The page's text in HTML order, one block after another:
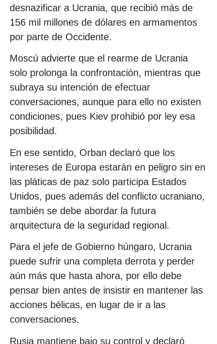
desnazificar a Ucrania, que recibió más de
156 mil millones de dólares en armamentos
por parte de Occidente.
Moscú advierte que el rearme de Ucrania
solo prolonga la confrontación, mientras que
subraya su intención de efectuar
conversaciones, aunque para ello no existen
condiciones, pues Kiev prohibió por ley esa
posibilidad.
En ese sentido, Orban declaró que los
intereses de Europa estarán en peligro sin en
las pláticas de paz solo participa Estados
Unidos, pues además del conflicto ucraniano,
también se debe abordar la futura
arquitectura de la seguridad regional.
Para el jefe de Gobierno húngaro, Ucrania
puede sufrir una completa derrota y perder
aún más que hasta ahora, por ello debe
pensar bien antes de insistir en mantener las
acciones bélicas, en lugar de ir a las
conversaciones.
Rusia mantiene bajo su control y declaró